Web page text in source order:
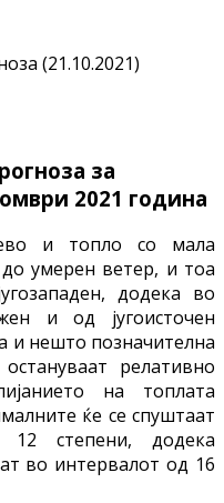
за
2021 година
и топло со мала
умерен ветер, и тоа
додека во
и од југоисточен
и нешто позначителна
релативно
на топлата
ќе се спуштаат
степени, додека
во интервалот од 16